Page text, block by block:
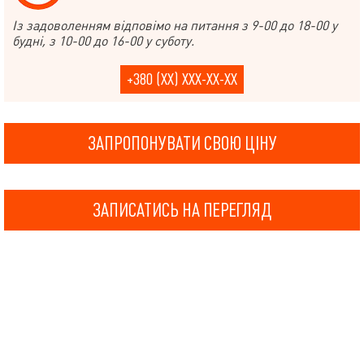
Із задоволенням відповімо на питання з 9-00 до 18-00 у
будні, з 10-00 до 16-00 у суботу.
+380 (XX) XXX-XX-XX
ЗАПРОПОНУВАТИ СВОЮ ЦІНУ
ЗАПИСАТИСЬ НА ПЕРЕГЛЯД